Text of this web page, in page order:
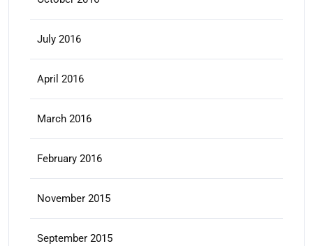
July 2016
April 2016
March 2016
February 2016
November 2015
September 2015